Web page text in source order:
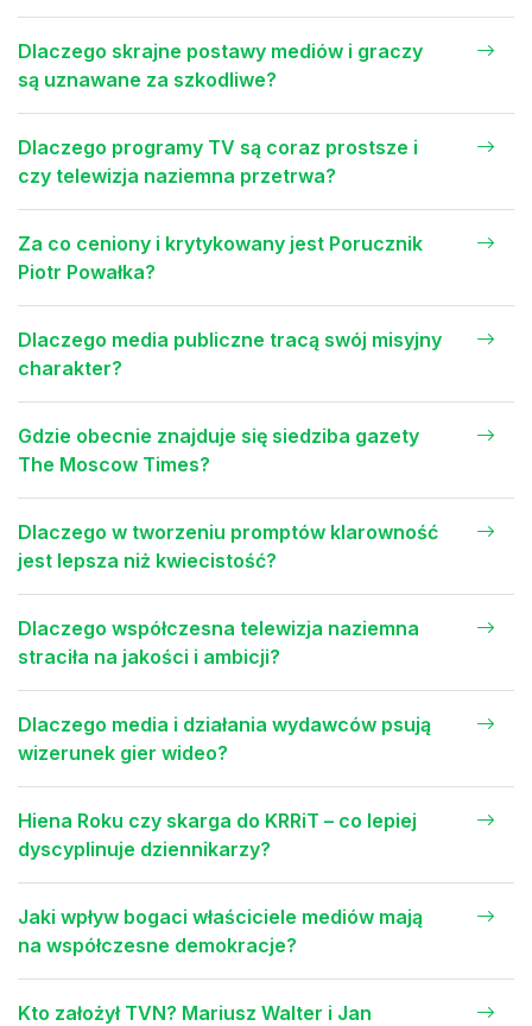
Dlaczego skrajne postawy mediów i graczy
są uznawane za szkodliwe?
Dlaczego programy TV są coraz prostsze i
czy telewizja naziemna przetrwa?
Za co ceniony i krytykowany jest Porucznik
Piotr Powałka?
Dlaczego media publiczne tracą swój misyjny
charakter?
Gdzie obecnie znajduje się siedziba gazety
The Moscow Times?
Dlaczego w tworzeniu promptów klarowność
jest lepsza niż kwiecistość?
Dlaczego współczesna telewizja naziemna
straciła na jakości i ambicji?
Dlaczego media i działania wydawców psują
wizerunek gier wideo?
Hiena Roku czy skarga do KRRiT – co lepiej
dyscyplinuje dziennikarzy?
Jaki wpływ bogaci właściciele mediów mają
na współczesne demokracje?
Kto założył TVN? Mariusz Walter i Jan